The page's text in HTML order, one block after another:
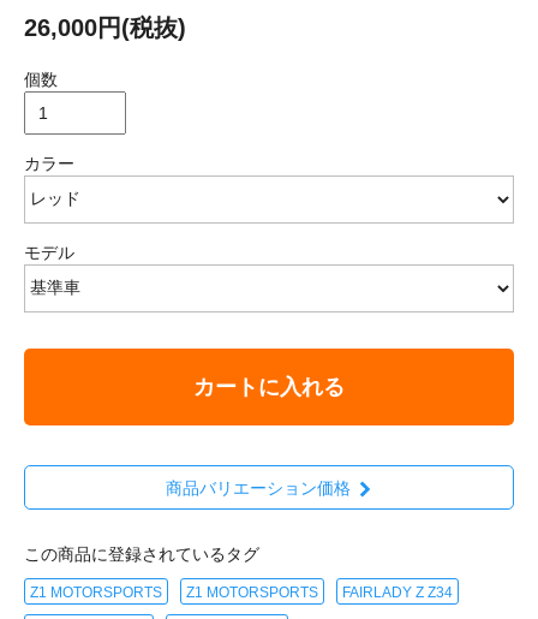
26,000円(税抜)
個数
カラー
モデル
カートに入れる
商品バリエーション価格
この商品に登録されているタグ
Z1 MOTORSPORTS Z1 MOTORSPORTS FAIRLADY Z Z34